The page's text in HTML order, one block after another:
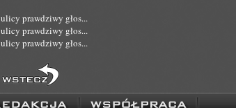
ulicy prawdziwy głos...
ulicy prawdziwy głos...
ulicy prawdziwy głos...